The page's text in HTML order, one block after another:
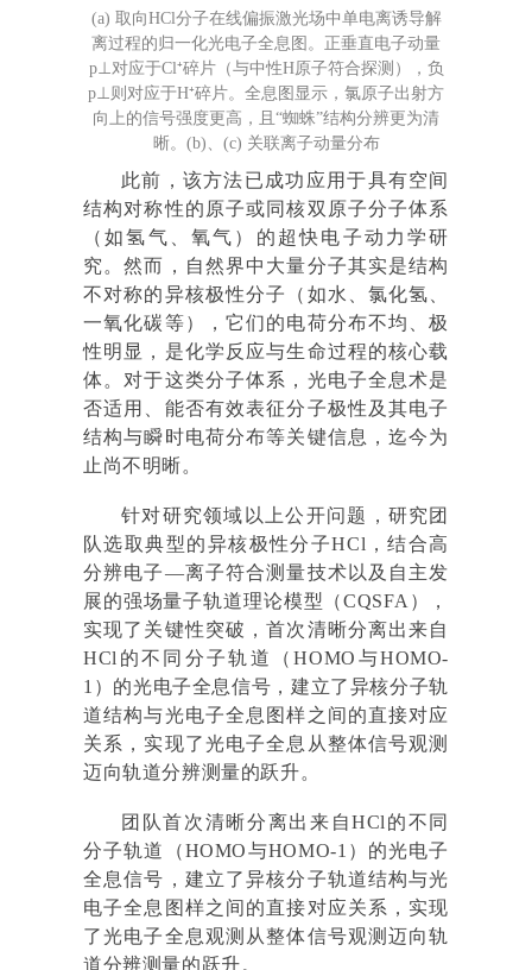
(a) 取向HCl分子在线偏振激光场中单电离诱导解
离过程的归一化光电子全息图。正垂直电子动量
p⊥对应于Cl⁺碎片（与中性H原子符合探测），负
p⊥则对应于H⁺碎片。全息图显示，氯原子出射方
向上的信号强度更高，且“蜘蛛”结构分辨更为清
晰。(b)、(c) 关联离子动量分布
此前，该方法已成功应用于具有空间
结构对称性的原子或同核双原子分子体系
（如氢气、氧气）的超快电子动力学研
究。然而，自然界中大量分子其实是结构
不对称的异核极性分子（如水、氯化氢、
一氧化碳等），它们的电荷分布不均、极
性明显，是化学反应与生命过程的核心载
体。对于这类分子体系，光电子全息术是
否适用、能否有效表征分子极性及其电子
结构与瞬时电荷分布等关键信息，迄今为
止尚不明晰。
针对研究领域以上公开问题，研究团
队选取典型的异核极性分子HCl，结合高
分辨电子—离子符合测量技术以及自主发
展的强场量子轨道理论模型（CQSFA），
实现了关键性突破，首次清晰分离出来自
HCl的不同分子轨道（HOMO与HOMO-
1）的光电子全息信号，建立了异核分子轨
道结构与光电子全息图样之间的直接对应
关系，实现了光电子全息从整体信号观测
迈向轨道分辨测量的跃升。
团队首次清晰分离出来自HCl的不同
分子轨道（HOMO与HOMO-1）的光电子
全息信号，建立了异核分子轨道结构与光
电子全息图样之间的直接对应关系，实现
了光电子全息观测从整体信号观测迈向轨
道分辨测量的跃升。